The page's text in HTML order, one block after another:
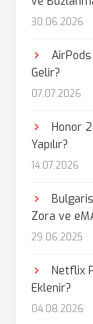
30.06.2026
Gelir?
07.07.2026
Honor
Yapılır?
14.07.2026
Zora ve
29.06.2025
Netflix
Eklenir?
04.08.2026